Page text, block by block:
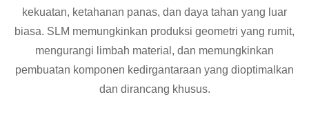
kekuatan, ketahanan panas, dan daya tahan yang luar
biasa. SLM memungkinkan produksi geometri yang rumit,
mengurangi limbah material, dan memungkinkan
pembuatan komponen kedirgantaraan yang dioptimalkan
dan dirancang khusus.